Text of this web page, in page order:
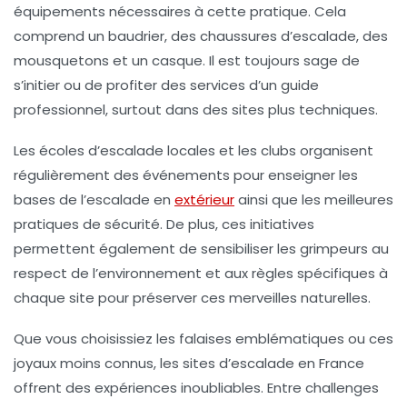
équipements nécessaires à cette pratique. Cela
comprend un baudrier, des chaussures d’escalade, des
mousquetons et un casque. Il est toujours sage de
s’initier ou de profiter des services d’un guide
professionnel, surtout dans des sites plus techniques.
Les écoles d’escalade locales et les clubs organisent
régulièrement des événements pour enseigner les
bases de l’escalade en extérieurainsi que les meilleures
pratiques de sécurité. De plus, ces initiatives
permettent également de sensibiliser les grimpeurs au
respect de l’environnement et aux règles spécifiques à
chaque site pour préserver ces merveilles naturelles.
Que vous choisissiez les falaises emblématiques ou ces
joyaux moins connus, les sites d’escalade en France
offrent des expériences inoubliables. Entre challenges